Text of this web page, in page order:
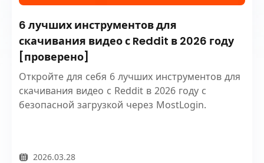
6 лучших инструментов для
скачивания видео с Reddit в 2026 году
[проверено]
Откройте для себя 6 лучших инструментов для
скачивания видео с Reddit в 2026 году с
безопасной загрузкой через MostLogin.
2026.03.28